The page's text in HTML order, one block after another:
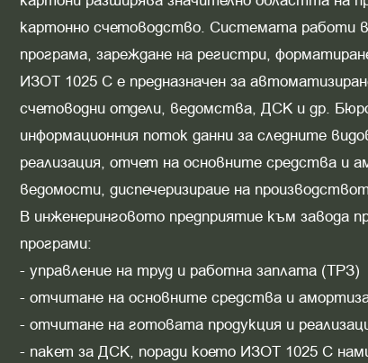
картонно счетоводство. Системата работи
програма, зареждане на регистри,
ИЗОТ 1025 С е предназначен за
счетоводни отдели, ведомства, ДСК и др.
информационния поток данни за следните
реализация, отчет на основните средства и
ведомости, диспечеризираие на
В инженеринговото предприятие към завода
програми:
- управление на труд и работна заплата (ТРЗ)
- отчитане на основните средства и
- отчитане на готовата продукция и
- пакет за ДСК, поради което ИЗОТ 1025 С